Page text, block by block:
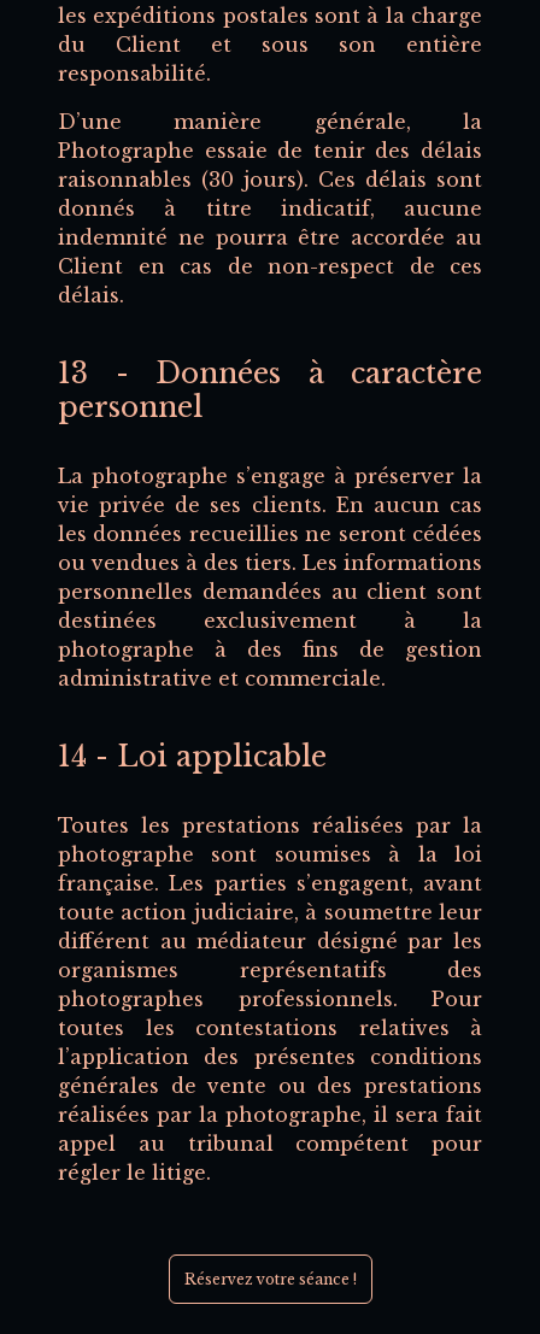
les expéditions postales sont à la charge
du Client et sous son entière
responsabilité.
D’une manière générale, la
Photographe essaie de tenir des délais
raisonnables (30 jours). Ces délais sont
donnés à titre indicatif, aucune
indemnité ne pourra être accordée au
Client en cas de non-respect de ces
délais.
13 - Données à caractère
personnel
La photographe s’engage à préserver la
vie privée de ses clients. En aucun cas
les données recueillies ne seront cédées
ou vendues à des tiers. Les informations
personnelles demandées au client sont
destinées exclusivement à la
photographe à des fins de gestion
administrative et commerciale.
14 - Loi applicable
Toutes les prestations réalisées par la
photographe sont soumises à la loi
française. Les parties s’engagent, avant
toute action judiciaire, à soumettre leur
différent au médiateur désigné par les
organismes représentatifs des
photographes professionnels. Pour
toutes les contestations relatives à
l’application des présentes conditions
générales de vente ou des prestations
réalisées par la photographe, il sera fait
appel au tribunal compétent pour
régler le litige.
Réservez votre séance !